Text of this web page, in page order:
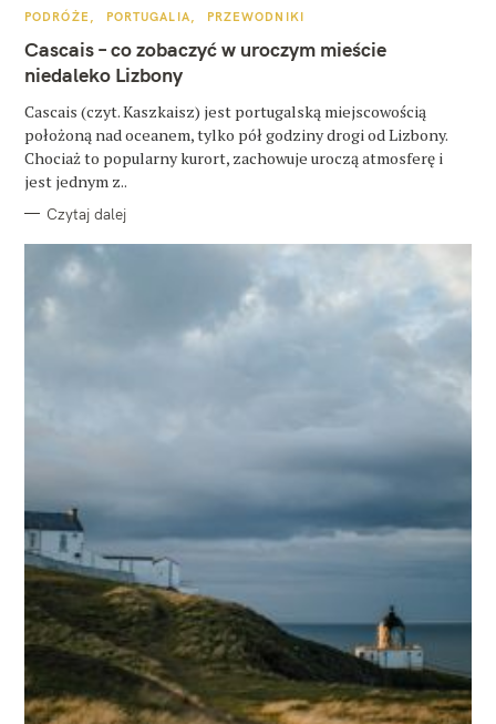
K
T
E
G
O
I
E
PODRÓŻE PORTUGALIA PRZEWODNIKI
Cascais – co zobaczyć w uroczym mieście
niedaleko Lizbony
Cascais (czyt. Kaszkaisz) jest portugalską miejscowością
położoną nad oceanem, tylko pół godziny drogi od Lizbony.
Chociaż to popularny kurort, zachowuje uroczą atmosferę i
jest jednym z..
Czytaj dalej
k
a
j
: